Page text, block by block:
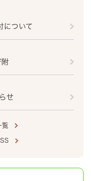
について
せ
覧